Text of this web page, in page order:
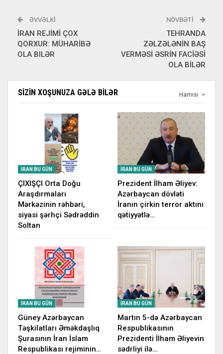
ƏVVƏLKI
İRAN REJİMİ ÇOX
QORXUR: MÜHARİBƏ
OLA BILƏR
NÖVBƏTI
TEHRANDA
ZƏLZƏLƏNİN BAŞ
VERMƏSİ ƏSRİN FACİƏSİ
OLA BİLƏR
Hamısı
SIZIN XOŞUNUZA GƏLƏ BILƏR
İRAN BU GÜN
ÇIXIŞÇI Orta Doğu
Araşdırmaları
Mərkəzinin rəhbəri,
siyasi şərhçi Sədrəddin
Soltan
İRAN BU GÜN
Prezident İlham Əliyev:
Azərbaycan dövləti
İranın çirkin terror aktını
qətiyyətlə…
İRAN BU GÜN
Güney Azərbaycan
Təşkilatları Əməkdaşlıq
Şurasının İran İslam
Respublikası rejiminin…
İRAN BU GÜN
Martın 5-də Azərbaycan
Respublikasının
Prezidenti İlham Əliyevin
sədrliyi ilə…